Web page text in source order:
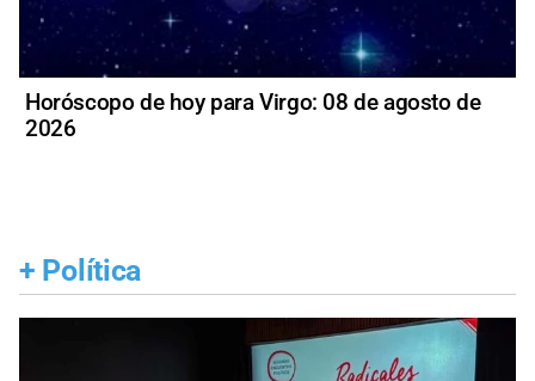
Horóscopo de hoy para Virgo: 08 de agosto de
2026
+ Política